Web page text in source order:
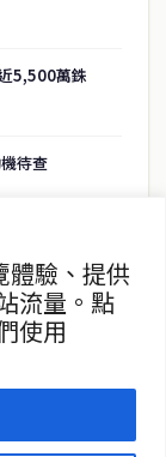
體驗、提供
流量。點
使用
5,500萬銖
待查